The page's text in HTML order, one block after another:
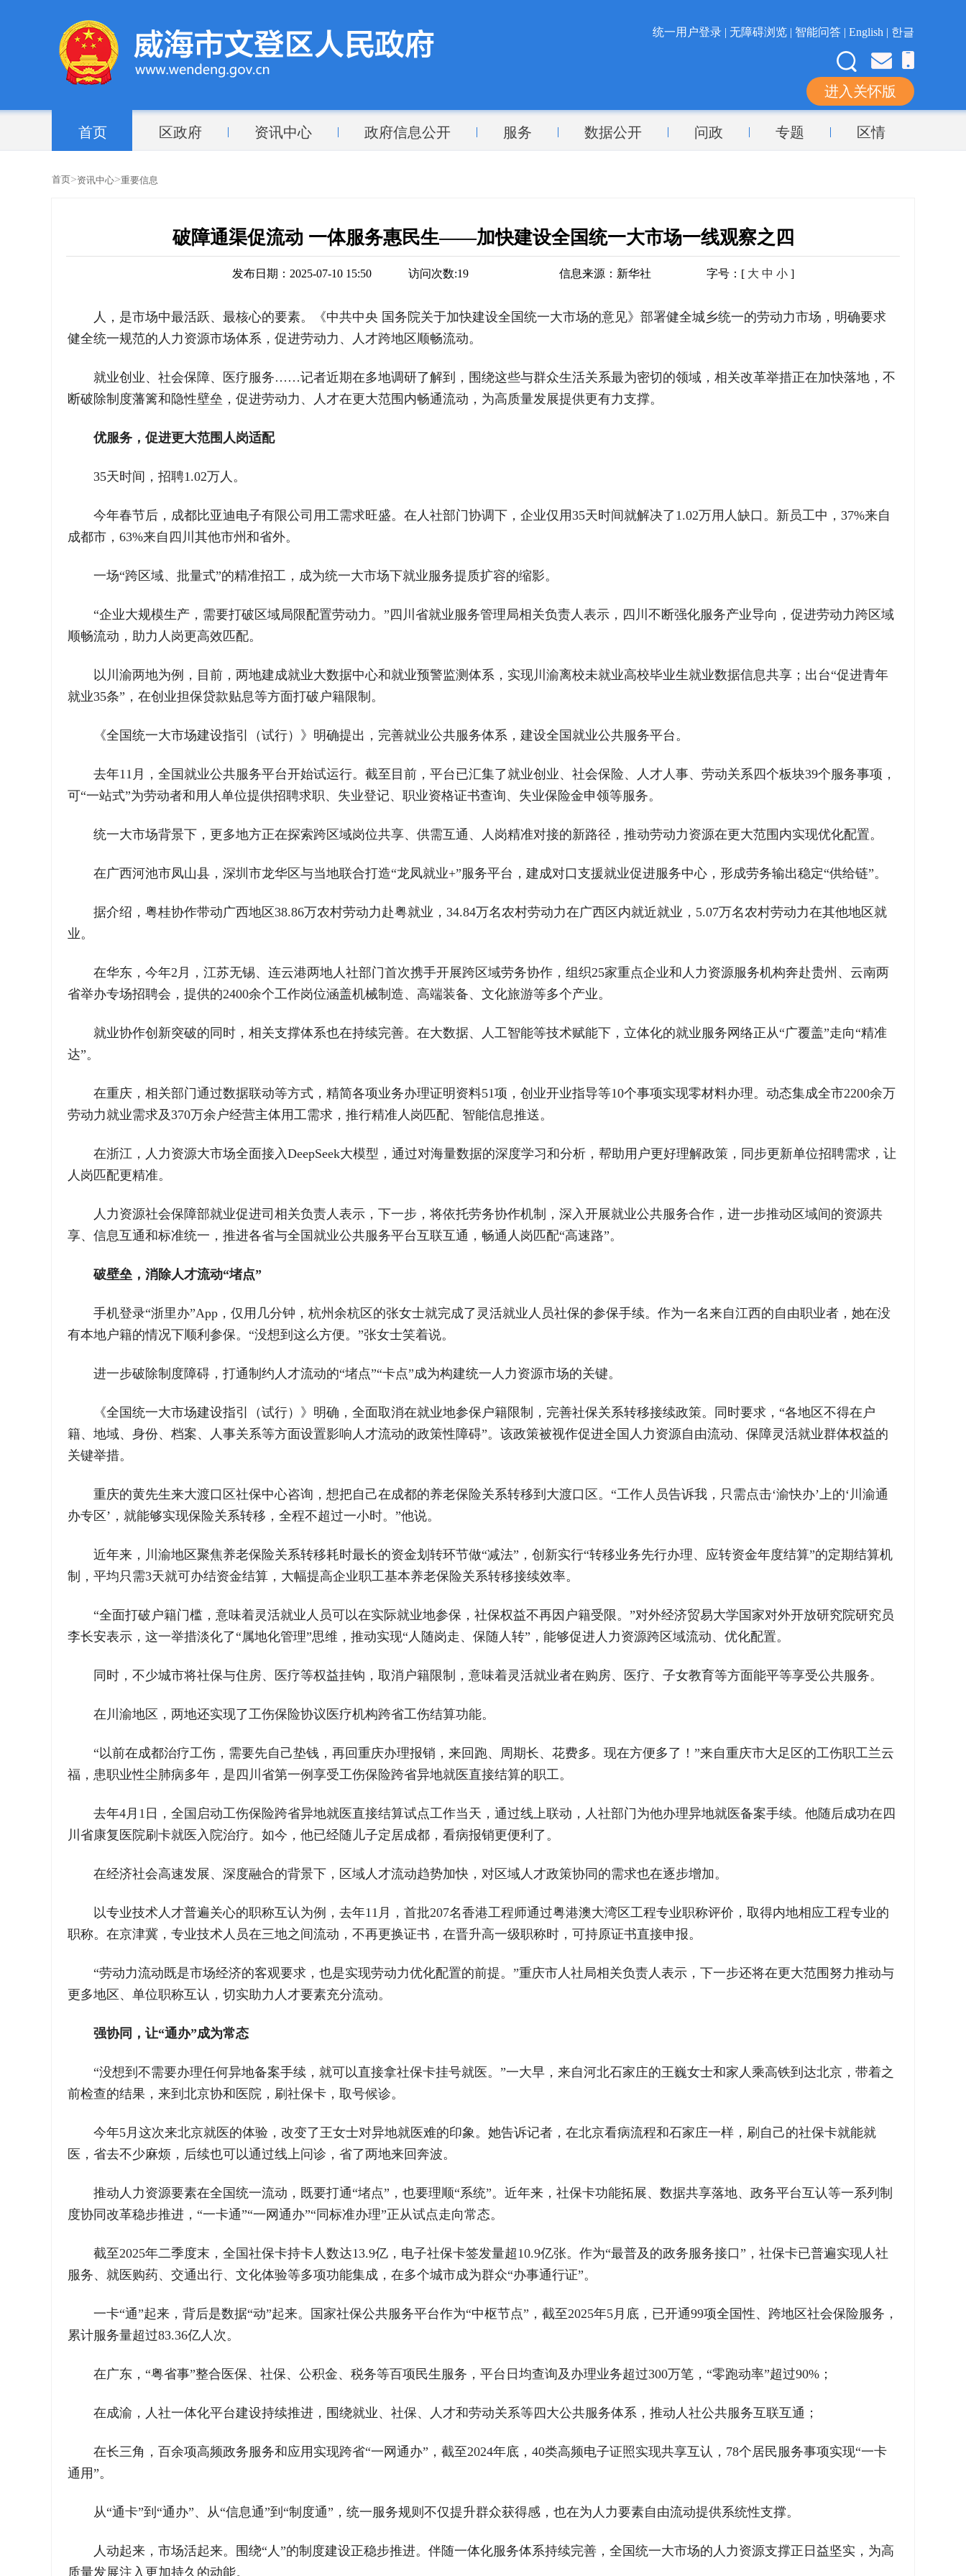
统一用户登录 | 无障碍浏览 | 智能问答 | English | 한글
进入关怀版
首页 区政府 资讯中心 政府信息公开 服务 数据公开 问政 专题 区情
首页>资讯中心>重要信息
破障通渠促流动 一体服务惠民生——加快建设全国统一大市场一线观察之四
发布日期：2025-07-10 15:50 访问次数:19 信息来源： 新华社 字号：[ 大 中 小 ]
人，是市场中最活跃、最核心的要素。《中共中央 国务院关于加快建设全国统一大市场的意见》部署健全城乡统一的劳动力市场，明确要求
健全统一规范的人力资源市场体系，促进劳动力、人才跨地区顺畅流动。
就业创业、社会保障、医疗服务……记者近期在多地调研了解到，围绕这些与群众生活关系最为密切的领域，相关改革举措正在加快落地，不
断破除制度藩篱和隐性壁垒，促进劳动力、人才在更大范围内畅通流动，为高质量发展提供更有力支撑。
优服务，促进更大范围人岗适配
35天时间，招聘1.02万人。
今年春节后，成都比亚迪电子有限公司用工需求旺盛。在人社部门协调下，企业仅用35天时间就解决了1.02万用人缺口。新员工中，37%来自
成都市，63%来自四川其他市州和省外。
一场“跨区域、批量式”的精准招工，成为统一大市场下就业服务提质扩容的缩影。
“企业大规模生产，需要打破区域局限配置劳动力。”四川省就业服务管理局相关负责人表示，四川不断强化服务产业导向，促进劳动力跨区域
顺畅流动，助力人岗更高效匹配。
以川渝两地为例，目前，两地建成就业大数据中心和就业预警监测体系，实现川渝离校未就业高校毕业生就业数据信息共享；出台“促进青年
就业35条”，在创业担保贷款贴息等方面打破户籍限制。
《全国统一大市场建设指引（试行）》明确提出，完善就业公共服务体系，建设全国就业公共服务平台。
去年11月，全国就业公共服务平台开始试运行。截至目前，平台已汇集了就业创业、社会保险、人才人事、劳动关系四个板块39个服务事项，
可“一站式”为劳动者和用人单位提供招聘求职、失业登记、职业资格证书查询、失业保险金申领等服务。
统一大市场背景下，更多地方正在探索跨区域岗位共享、供需互通、人岗精准对接的新路径，推动劳动力资源在更大范围内实现优化配置。
在广西河池市凤山县，深圳市龙华区与当地联合打造“龙凤就业+”服务平台，建成对口支援就业促进服务中心，形成劳务输出稳定“供给链”。
据介绍，粤桂协作带动广西地区38.86万农村劳动力赴粤就业，34.84万名农村劳动力在广西区内就近就业，5.07万名农村劳动力在其他地区就
业。
在华东，今年2月，江苏无锡、连云港两地人社部门首次携手开展跨区域劳务协作，组织25家重点企业和人力资源服务机构奔赴贵州、云南两
省举办专场招聘会，提供的2400余个工作岗位涵盖机械制造、高端装备、文化旅游等多个产业。
就业协作创新突破的同时，相关支撑体系也在持续完善。在大数据、人工智能等技术赋能下，立体化的就业服务网络正从“广覆盖”走向“精准
达”。
在重庆，相关部门通过数据联动等方式，精简各项业务办理证明资料51项，创业开业指导等10个事项实现零材料办理。动态集成全市2200余万
劳动力就业需求及370万余户经营主体用工需求，推行精准人岗匹配、智能信息推送。
在浙江，人力资源大市场全面接入DeepSeek大模型，通过对海量数据的深度学习和分析，帮助用户更好理解政策，同步更新单位招聘需求，让
人岗匹配更精准。
人力资源社会保障部就业促进司相关负责人表示，下一步，将依托劳务协作机制，深入开展就业公共服务合作，进一步推动区域间的资源共
享、信息互通和标准统一，推进各省与全国就业公共服务平台互联互通，畅通人岗匹配“高速路”。
破壁垒，消除人才流动“堵点”
手机登录“浙里办”App，仅用几分钟，杭州余杭区的张女士就完成了灵活就业人员社保的参保手续。作为一名来自江西的自由职业者，她在没
有本地户籍的情况下顺利参保。“没想到这么方便。”张女士笑着说。
进一步破除制度障碍，打通制约人才流动的“堵点”“卡点”成为构建统一人力资源市场的关键。
《全国统一大市场建设指引（试行）》明确，全面取消在就业地参保户籍限制，完善社保关系转移接续政策。同时要求，“各地区不得在户
籍、地域、身份、档案、人事关系等方面设置影响人才流动的政策性障碍”。该政策被视作促进全国人力资源自由流动、保障灵活就业群体权益的
关键举措。
重庆的黄先生来大渡口区社保中心咨询，想把自己在成都的养老保险关系转移到大渡口区。“工作人员告诉我，只需点击‘渝快办’上的‘川渝通
办专区’，就能够实现保险关系转移，全程不超过一小时。”他说。
近年来，川渝地区聚焦养老保险关系转移耗时最长的资金划转环节做“减法”，创新实行“转移业务先行办理、应转资金年度结算”的定期结算机
制，平均只需3天就可办结资金结算，大幅提高企业职工基本养老保险关系转移接续效率。
“全面打破户籍门槛，意味着灵活就业人员可以在实际就业地参保，社保权益不再因户籍受限。”对外经济贸易大学国家对外开放研究院研究员
李长安表示，这一举措淡化了“属地化管理”思维，推动实现“人随岗走、保随人转”，能够促进人力资源跨区域流动、优化配置。
同时，不少城市将社保与住房、医疗等权益挂钩，取消户籍限制，意味着灵活就业者在购房、医疗、子女教育等方面能平等享受公共服务。
在川渝地区，两地还实现了工伤保险协议医疗机构跨省工伤结算功能。
“以前在成都治疗工伤，需要先自己垫钱，再回重庆办理报销，来回跑、周期长、花费多。现在方便多了！”来自重庆市大足区的工伤职工兰云
福，患职业性尘肺病多年，是四川省第一例享受工伤保险跨省异地就医直接结算的职工。
去年4月1日，全国启动工伤保险跨省异地就医直接结算试点工作当天，通过线上联动，人社部门为他办理异地就医备案手续。他随后成功在四
川省康复医院刷卡就医入院治疗。如今，他已经随儿子定居成都，看病报销更便利了。
在经济社会高速发展、深度融合的背景下，区域人才流动趋势加快，对区域人才政策协同的需求也在逐步增加。
以专业技术人才普遍关心的职称互认为例，去年11月，首批207名香港工程师通过粤港澳大湾区工程专业职称评价，取得内地相应工程专业的
职称。在京津冀，专业技术人员在三地之间流动，不再更换证书，在晋升高一级职称时，可持原证书直接申报。
“劳动力流动既是市场经济的客观要求，也是实现劳动力优化配置的前提。”重庆市人社局相关负责人表示，下一步还将在更大范围努力推动与
更多地区、单位职称互认，切实助力人才要素充分流动。
强协同，让“通办”成为常态
“没想到不需要办理任何异地备案手续，就可以直接拿社保卡挂号就医。”一大早，来自河北石家庄的王巍女士和家人乘高铁到达北京，带着之
前检查的结果，来到北京协和医院，刷社保卡，取号候诊。
今年5月这次来北京就医的体验，改变了王女士对异地就医难的印象。她告诉记者，在北京看病流程和石家庄一样，刷自己的社保卡就能就
医，省去不少麻烦，后续也可以通过线上问诊，省了两地来回奔波。
推动人力资源要素在全国统一流动，既要打通“堵点”，也要理顺“系统”。近年来，社保卡功能拓展、数据共享落地、政务平台互认等一系列制
度协同改革稳步推进，“一卡通”“一网通办”“同标准办理”正从试点走向常态。
截至2025年二季度末，全国社保卡持卡人数达13.9亿，电子社保卡签发量超10.9亿张。作为“最普及的政务服务接口”，社保卡已普遍实现人社
服务、就医购药、交通出行、文化体验等多项功能集成，在多个城市成为群众“办事通行证”。
一卡“通”起来，背后是数据“动”起来。国家社保公共服务平台作为“中枢节点”，截至2025年5月底，已开通99项全国性、跨地区社会保险服务，
累计服务量超过83.36亿人次。
在广东，“粤省事”整合医保、社保、公积金、税务等百项民生服务，平台日均查询及办理业务超过300万笔，“零跑动率”超过90%；
在成渝，人社一体化平台建设持续推进，围绕就业、社保、人才和劳动关系等四大公共服务体系，推动人社公共服务互联互通；
在长三角，百余项高频政务服务和应用实现跨省“一网通办”，截至2024年底，40类高频电子证照实现共享互认，78个居民服务事项实现“一卡
通用”。
从“通卡”到“通办”、从“信息通”到“制度通”，统一服务规则不仅提升群众获得感，也在为人力要素自由流动提供系统性支撑。
人动起来，市场活起来。围绕“人”的制度建设正稳步推进。伴随一体化服务体系持续完善，全国统一大市场的人力资源支撑正日益坚实，为高
质量发展注入更加持久的动能。